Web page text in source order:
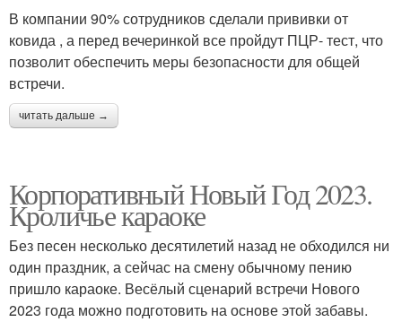
В компании 90% сотрудников сделали прививки от
ковида , а перед вечеринкой все пройдут ПЦР- тест, что
позволит обеспечить меры безопасности для общей
встречи.
читать дальше →
Корпоративный Новый Год 2023.
Кроличье караоке
Без песен несколько десятилетий назад не обходился ни
один праздник, а сейчас на смену обычному пению
пришло караоке. Весёлый сценарий встречи Нового
2023 года можно подготовить на основе этой забавы.